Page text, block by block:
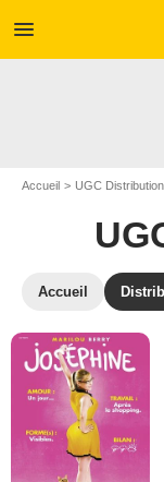
menu
Accueil UGC Distribution
Accueil